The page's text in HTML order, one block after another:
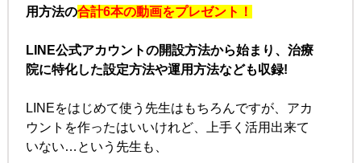
用方法の合計6本の動画をプレゼント！
LINE公式アカウントの開設方法から始まり、治療
院に特化した設定方法や運用方法なども収録!
LINEをはじめて使う先生はもちろんですが、 アカ
ウントを作ったはいいけれど、
上手く活用出来て
いない…という先生も、